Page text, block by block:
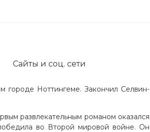
городе Ноттингеме. Закончил Селвин-
развлекательным романом оказался
во Второй мировой войне. Он
Сайты и соц. сети